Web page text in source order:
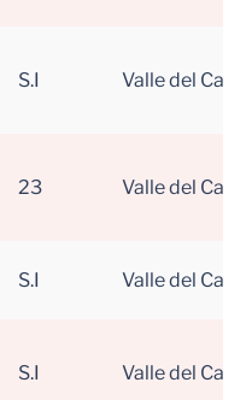
S.I Valle del
23 Valle del
S.I Valle del
S.I Valle del